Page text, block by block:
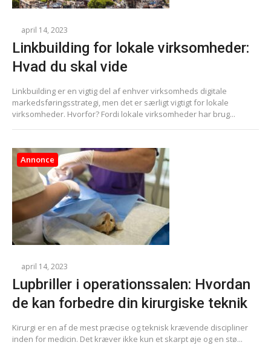
april 14, 2023
Linkbuilding for lokale virksomheder:
Hvad du skal vide
Linkbuilding er en vigtig del af enhver virksomheds digitale
markedsføringsstrategi, men det er særligt vigtigt for lokale
virksomheder. Hvorfor? Fordi lokale virksomheder har brug...
Annonce
april 14, 2023
Lupbriller i operationssalen: Hvordan
de kan forbedre din kirurgiske teknik
Kirurgi er en af de mest præcise og teknisk krævende discipliner
inden for medicin. Det kræver ikke kun et skarpt øje og en stø...